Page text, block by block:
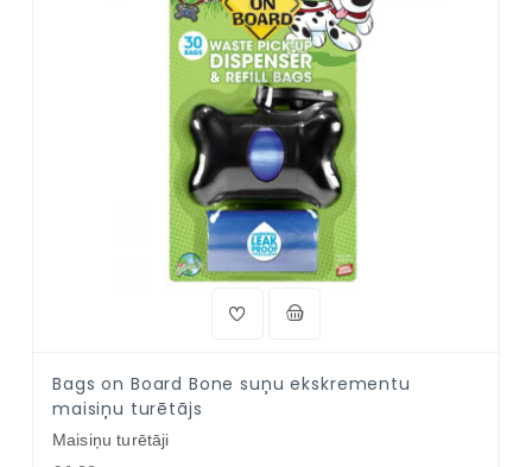
Bags on Board Bone suņu ekskrementu
maisiņu turētājs
Maisiņu turētāji